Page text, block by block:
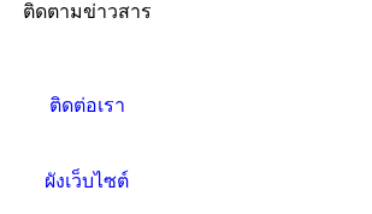
ติดตามข่าวสาร
ติดต่อเรา
ผังเว็บไซต์